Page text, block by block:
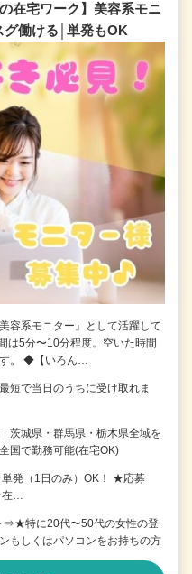
在宅ワーク】美容系モニ
働ける│単発もOK
容系モニター』として活躍して
は5分〜10分程度。空いた時間
す。 ◆【いろん…
で当日のうちに受け取れま
城県・群馬県・栃木県全域を
国で勤務可能(在宅OK)
発（1日のみ）OK！ ★応募
在…
⇒★特に20代〜50代の女性の登
しくはパソコンをお持ちの方